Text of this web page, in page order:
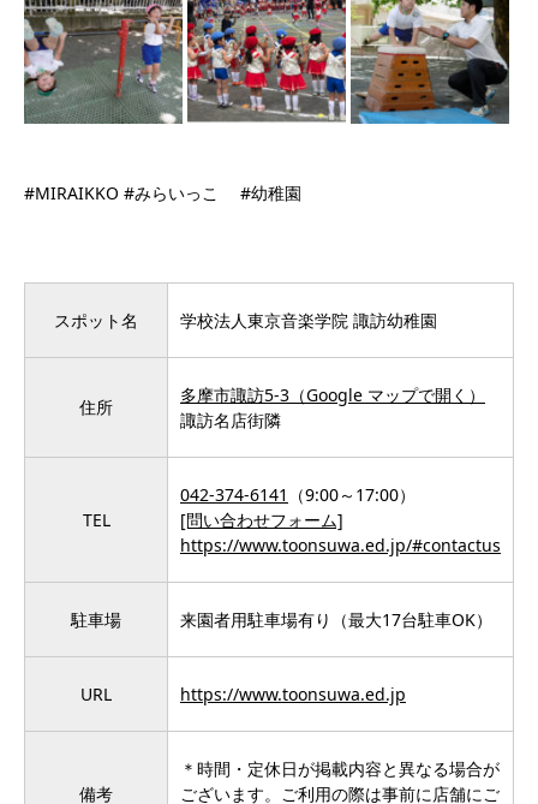
#MIRAIKKO #みらいっこ #幼稚園
スポット名 学校法人東京音楽学院 諏訪幼稚園
住所
多摩市諏訪5-3（Google マップで開く）
諏訪名店街隣
TEL
042-374-6141
（9:00～17:00）
[問い合わせフォーム]
https://www.toonsuwa.ed.jp/#contactus
駐車場 来園者用駐車場有り（最大17台駐車OK）
URL https://www.toonsuwa.ed.jp
備考
＊時間・定休日が掲載内容と異なる場合が
ございます。ご利用の際は事前に店舗にご